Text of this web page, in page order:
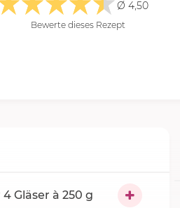
Ø 4,50
Bewerte dieses Rezept
4 Gläser à 250 g